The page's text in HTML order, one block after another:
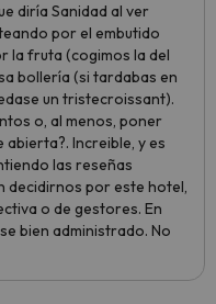
diría Sanidad al ver
por el embutido
la fruta (cogimos la del
bollería (si tardabas en
un tristecroissant).
o, al menos, poner
Increible, y es
las reseñas
decidirnos por este hotel,
o de gestores. En
bien administrado. No